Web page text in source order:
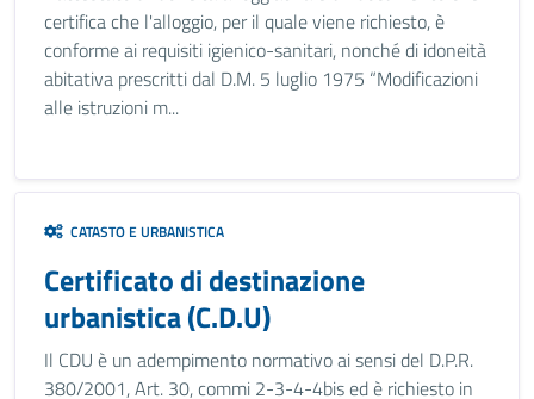
certifica che l'alloggio, per il quale viene richiesto, è
conforme ai requisiti igienico-sanitari, nonché di idoneità
abitativa prescritti dal D.M. 5 luglio 1975 “Modificazioni
alle istruzioni m...
CATASTO E URBANISTICA
Certificato di destinazione
urbanistica (C.D.U)
Il CDU è un adempimento normativo ai sensi del D.P.R.
380/2001, Art. 30, commi 2-3-4-4bis ed è richiesto in